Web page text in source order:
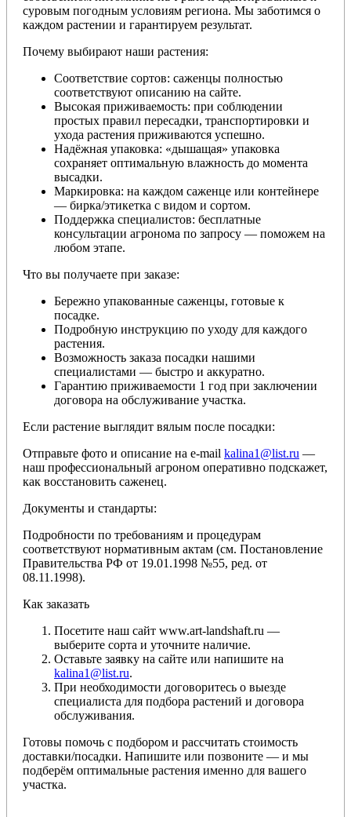
суровым погодным условиям региона. Мы заботимся о
каждом растении и гарантируем результат.
Почему выбирают наши растения:
Соответствие сортов: саженцы полностью
соответствуют описанию на сайте.
Высокая приживаемость: при соблюдении
простых правил пересадки, транспортировки и
ухода растения приживаются успешно.
Надёжная упаковка: «дышащая» упаковка
сохраняет оптимальную влажность до момента
высадки.
Маркировка: на каждом саженце или контейнере
— бирка/этикетка с видом и сортом.
Поддержка специалистов: бесплатные
консультации агронома по запросу — поможем на
любом этапе.
Что вы получаете при заказе:
Бережно упакованные саженцы, готовые к
посадке.
Подробную инструкцию по уходу для каждого
растения.
Возможность заказа посадки нашими
специалистами — быстро и аккуратно.
Гарантию приживаемости 1 год при заключении
договора на обслуживание участка.
Если растение выглядит вялым после посадки:
Отправьте фото и описание на e-mail kalina1@list.ru —
наш профессиональный агроном оперативно подскажет,
как восстановить саженец.
Документы и стандарты:
Подробности по требованиям и процедурам
соответствуют нормативным актам (см. Постановление
Правительства РФ от 19.01.1998 №55, ред. от
08.11.1998).
Как заказать
Посетите наш сайт www.art-landshaft.ru —
выберите сорта и уточните наличие.
Оставьте заявку на сайте или напишите на
kalina1@list.ru.
При необходимости договоритесь о выезде
специалиста для подбора растений и договора
обслуживания.
Готовы помочь с подбором и рассчитать стоимость
доставки/посадки. Напишите или позвоните — и мы
подберём оптимальные растения именно для вашего
участка.